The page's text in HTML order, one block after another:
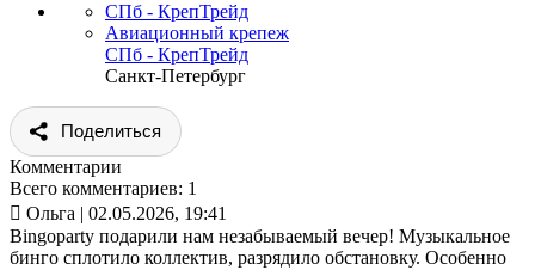
Авиационный крепеж
СПб - КрепТрейд
Санкт-Петербург
Поделиться
Комментарии
Всего комментариев: 1
 Ольга | 02.05.2026, 19:41
Bingoparty подарили нам незабываемый вечер! Музыкальное
бинго сплотило коллектив, разрядило обстановку. Особенно